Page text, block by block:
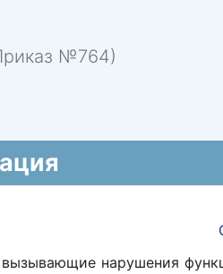
№764)
нарушения